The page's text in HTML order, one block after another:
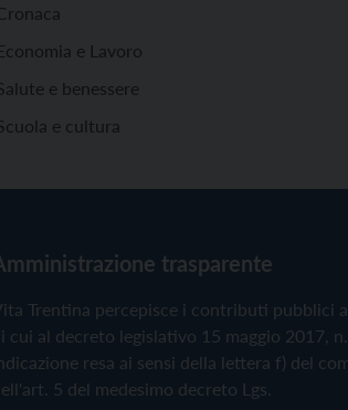
e Lavoro
e benessere
e cultura
trasparente
Trentina percepisce i contributi pubblici
cui al decreto legislativo 15 maggio 2017, n.
resa ai sensi della lettera f) del
5 del medesimo decreto Lgs.